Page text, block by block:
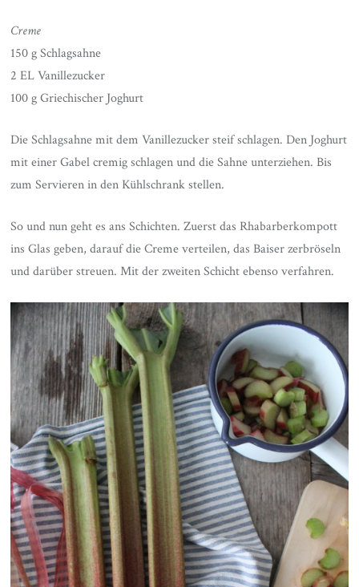
Creme
150 g Schlagsahne
2 EL Vanillezucker
100 g Griechischer Joghurt
Die Schlagsahne mit dem Vanillezucker steif schlagen. Den Joghurt
mit einer Gabel cremig schlagen und die Sahne unterziehen. Bis
zum Servieren in den Kühlschrank stellen.
So und nun geht es ans Schichten. Zuerst das Rhabarberkompott
ins Glas geben, darauf die Creme verteilen, das Baiser zerbröseln
und darüber streuen. Mit der zweiten Schicht ebenso verfahren.